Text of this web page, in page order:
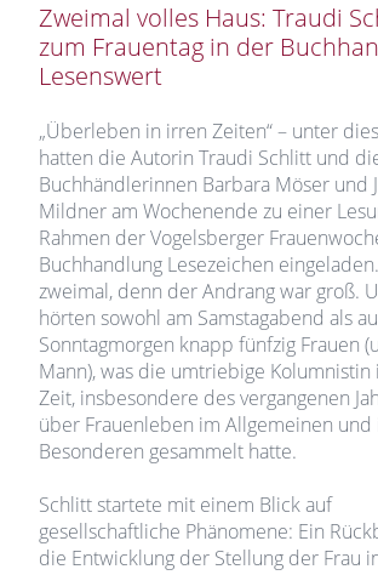
Zweimal volles Haus: Traudi
zum Frauentag in der
Lesenswert
„Überleben in irren Zeiten“ – unter
hatten die Autorin Traudi Schlitt und
Buchhändlerinnen Barbara Möser und
Mildner am Wochenende zu einer
Rahmen der Vogelsberger
Buchhandlung Lesezeichen
zweimal, denn der Andrang war groß.
hörten sowohl am Samstagabend als
Sonntagmorgen knapp fünfzig Frauen
Mann), was die umtriebige
Zeit, insbesondere des vergangenen
über Frauenleben im Allgemeinen und
Besonderen gesammelt hatte.
Schlitt startete mit einem Blick auf
gesellschaftliche Phänomene: Ein
die Entwicklung der Stellung der Frau